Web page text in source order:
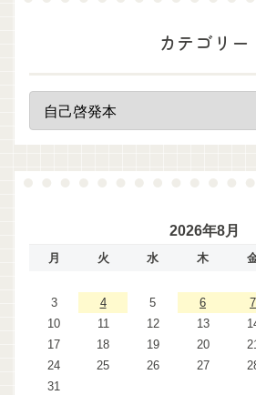
カテゴリー
2026年8月
月 火 水 木
3
4 5 6 7
10
11 12 13
17
18 19 20
24
25 26 27
31